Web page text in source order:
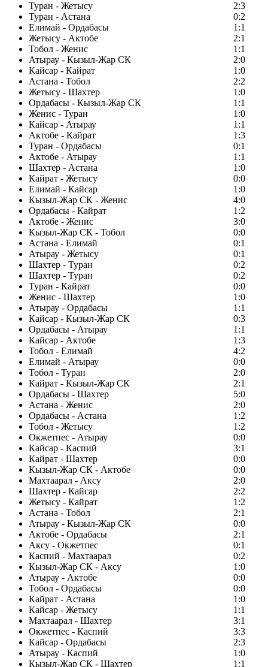
Туран - Жетысу
2:3
Туран - Астана
0:2
Елимай - Ордабасы
1:1
Жетысу - Актобе
2:1
Тобол - Женис
1:1
Атырау - Кызыл-Жар СК
2:0
Кайсар - Кайрат
1:0
Астана - Тобол
2:2
Жетысу - Шахтер
1:0
Ордабасы - Кызыл-Жар СК
1:1
Женис - Туран
1:0
Кайсар - Атырау
1:1
Актобе - Кайрат
1:3
Туран - Ордабасы
0:1
Актобе - Атырау
1:1
Шахтер - Астана
1:0
Кайрат - Жетысу
0:0
Елимай - Кайсар
1:0
Кызыл-Жар СК - Женис
4:0
Ордабасы - Кайрат
1:2
Актобе - Женис
3:0
Кызыл-Жар СК - Тобол
0:0
Астана - Елимай
0:1
Атырау - Жетысу
0:1
Шахтер - Туран
0:2
Шахтер - Туран
0:2
Туран - Кайрат
0:0
Женис - Шахтер
1:0
Атырау - Ордабасы
1:1
Кайсар - Кызыл-Жар СК
0:3
Ордабасы - Атырау
1:1
Кайсар - Актобе
1:3
Тобол - Елимай
4:2
Елимай - Атырау
0:0
Тобол - Туран
2:0
Кайрат - Кызыл-Жар СК
2:1
Ордабасы - Шахтер
5:0
Астана - Женис
2:0
Ордабасы - Астана
1:2
Тобол - Жетысу
1:2
Окжетпес - Атырау
0:0
Кайсар - Каспий
3:1
Кайрат - Шахтер
0:0
Кызыл-Жар СК - Актобе
0:0
Махтаарал - Аксу
2:0
Шахтер - Кайсар
2:2
Жетысу - Кайрат
1:2
Астана - Тобол
2:1
Атырау - Кызыл-Жар СК
0:0
Актобе - Ордабасы
2:1
Аксу - Окжетпес
0:1
Каспий - Махтаарал
0:2
Кызыл-Жар СК - Аксу
1:0
Атырау - Актобе
0:0
Тобол - Ордабасы
0:0
Кайрат - Астана
1:0
Кайсар - Жетысу
1:1
Махтаарал - Шахтер
3:1
Окжетпес - Каспий
3:3
Кайсар - Ордабасы
2:3
Атырау - Каспий
1:0
Кызыл-Жар СК - Шахтер
1:1